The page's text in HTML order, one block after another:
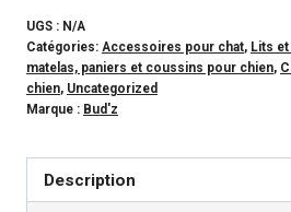
lit
Zéphyr
mousse
mémoire
UGS : N/A
Catégories: Accessoires pour chat, Lits
matelas, paniers et coussins pour chien,
chien, Uncategorized
Marque : Bud'z
Description